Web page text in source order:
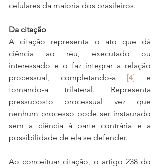
celulares da maioria dos brasileiros.
Da citação
A citação representa o ato que dá
ciência ao réu, executado ou
interessado e o faz integrar a relação
processual, completando-a [4] e
tornando-a trilateral. Representa
pressuposto processual vez que
nenhum processo pode ser instaurado
sem a ciência à parte contrária e a
possibilidade de ela se defender.
Ao conceituar citação, o artigo 238 do